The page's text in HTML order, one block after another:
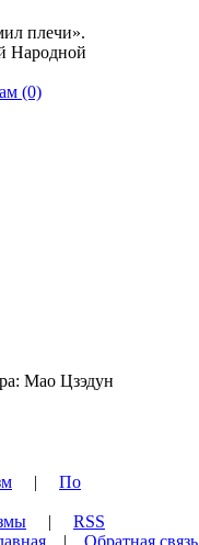
плечи».
Народной
(0)
| По
| RSS
| Обратная связь